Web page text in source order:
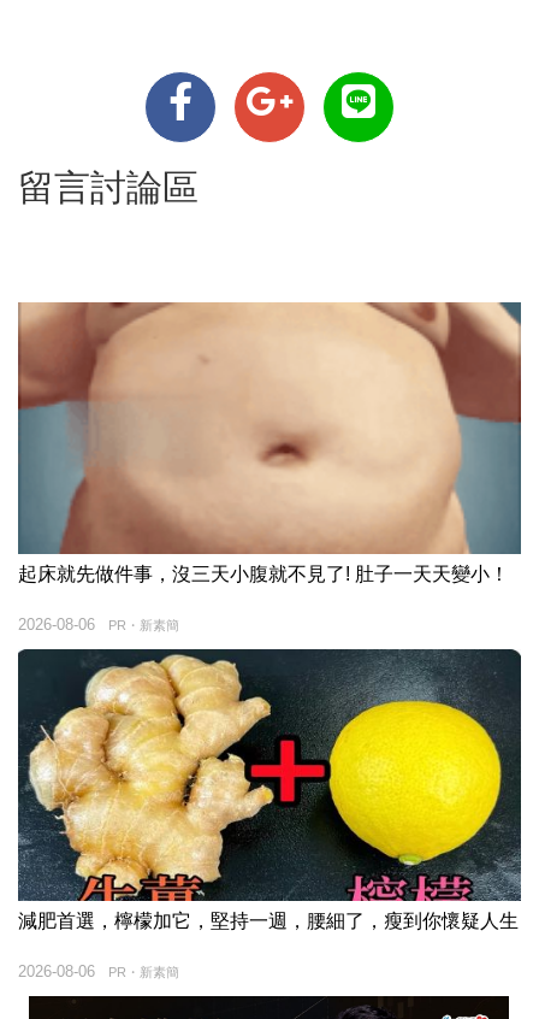
留言討論區
起床就先做件事，沒三天小腹就不見了! 肚子一天天變小！
PR・新素簡
2026-08-06
減肥首選，檸檬加它，堅持一週，腰細了，瘦到你懷疑人生
PR・新素簡
2026-08-06